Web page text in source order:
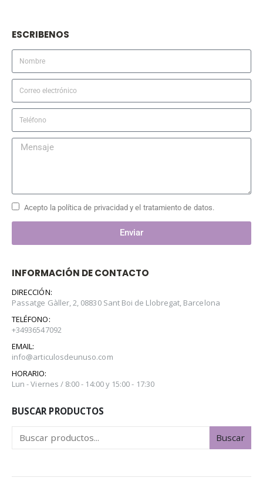
ESCRIBENOS
Acepto la política de privacidad y el tratamiento de datos.
Enviar
INFORMACIÓN DE CONTACTO
DIRECCIÓN:
Passatge Gàller, 2, 08830 Sant Boi de Llobregat, Barcelona
TELÉFONO:
+34936547092
EMAIL:
info@articulosdeunuso.com
HORARIO:
Lun - Viernes / 8:00 - 14:00 y 15:00 - 17:30
BUSCAR PRODUCTOS
Buscar